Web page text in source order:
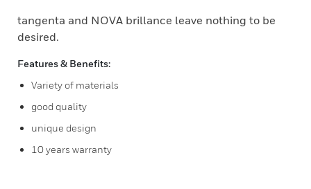
tangenta and NOVA brillance leave nothing to be
desired.
Features & Benefits:
Variety of materials
good quality
unique design
10 years warranty